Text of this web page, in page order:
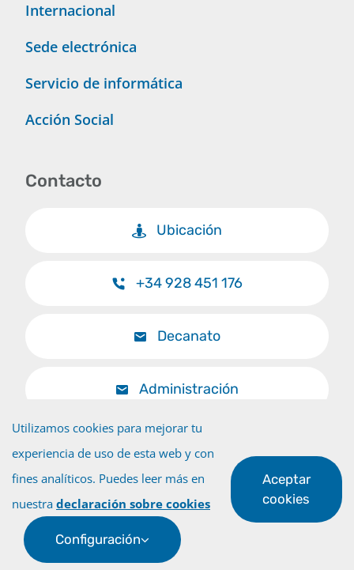
Internacional
Sede electrónica
Servicio de informática
Acción Social
Contacto
Ubicación
+34 928 451 176
Decanato
Administración
© Universidad de Las Palmas de Gran Canaria · ULPGC
Utilizamos cookies para mejorar tu
experiencia de uso de esta web y con
fines analíticos. Puedes leer más en
nuestra declaración sobre cookies
Configuración
Aceptar
cookies